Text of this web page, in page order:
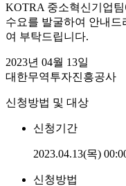
KOTRA 중소혁신기업
수요를 발굴하여 안내
여 부탁드립니다.
2023년 04월 13일
대한무역투자진흥공사
신청방법 및 대상
신청기간
2023.04.13(목)
신청방법